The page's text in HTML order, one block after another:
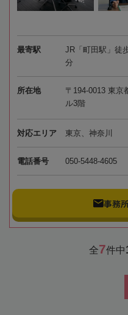
最寄駅
JR「町田駅」徒
分
所在地
〒194-0013 東京
ル3階
対応エリア 東京、神奈川
電話番号 050-5448-4605
事務
全7件中